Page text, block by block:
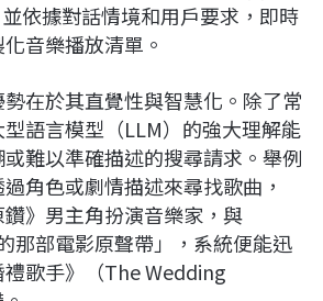
依據對話情境和用戶要求，即時
音樂播放清單。
在於其直覺性與智慧化。除了常
語言模型（LLM）的強大理解能
難以準確描述的搜尋請求。舉例
角色或劇情描述來尋找歌曲，
》男主角扮演音樂家，與
那部電影原聲帶」，系統便能迅
歌手》（The Wedding